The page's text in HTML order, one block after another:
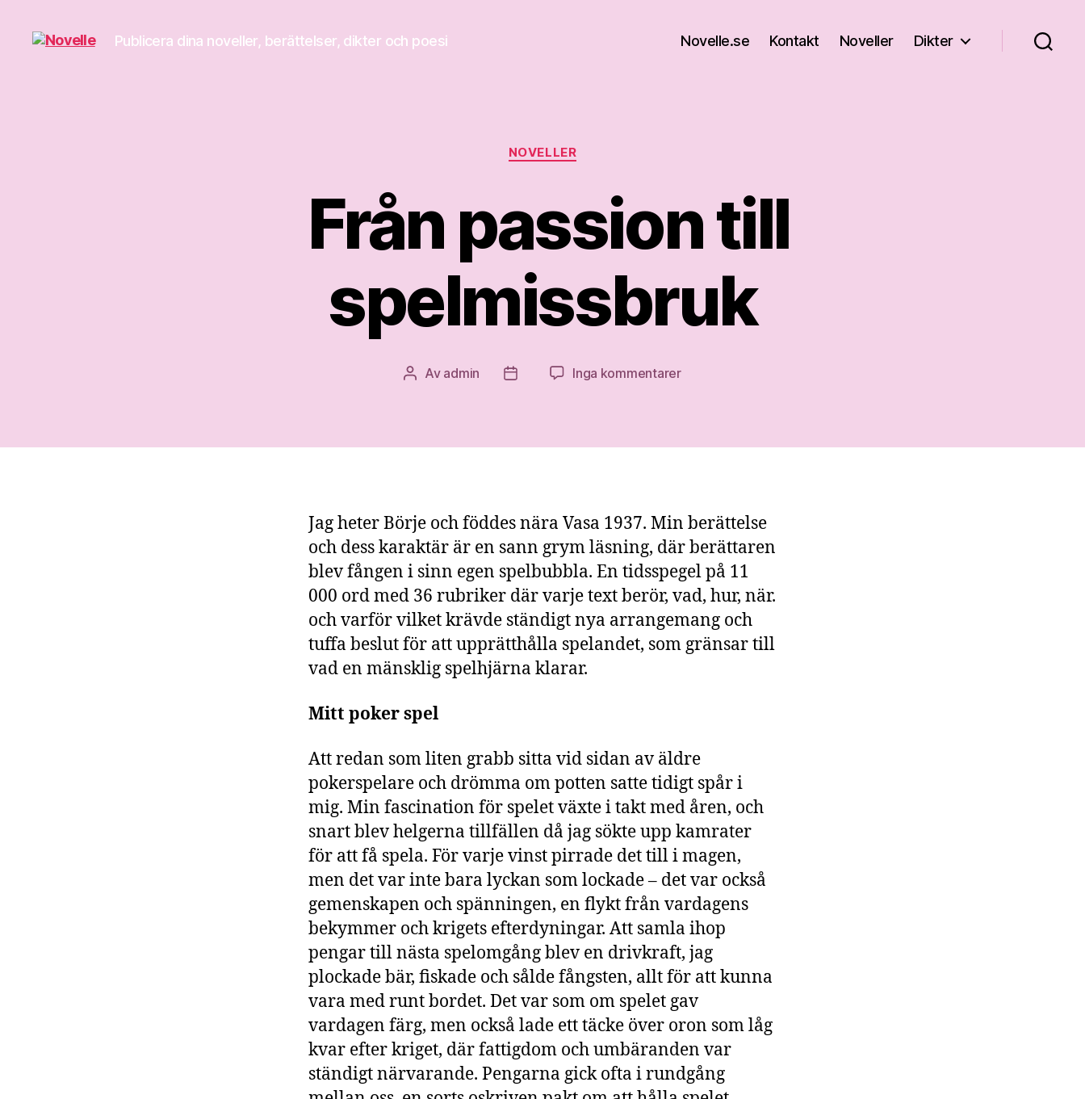
Publicera dina noveller, berättelser, dikter och poesi Novelle.se Kontakt Noveller Dikter
Kategorier
NOVELLER
Från passion till
spelmissbruk
Inläggsförfattare
Av admin InläggsdatumInga kommentarertill
spelmissbruk
Jag heter Börje och föddes nära Vasa 1937. Min berättelse
och dess karaktär är en sann grym läsning, där berättaren
blev fången i sinn egen spelbubbla. En tidsspegel på 11
000 ord med 36 rubriker där varje text berör, vad, hur, när.
och varför vilket krävde ständigt nya arrangemang och
tuffa beslut för att upprätthålla spelandet, som gränsar till
vad en mänsklig spelhjärna klarar.
Mitt poker spel
Att redan som liten grabb sitta vid sidan av äldre
pokerspelare och drömma om potten satte tidigt spår i
mig. Min fascination för spelet växte i takt med åren, och
snart blev helgerna tillfällen då jag sökte upp kamrater
för att få spela. För varje vinst pirrade det till i magen,
men det var inte bara lyckan som lockade – det var också
gemenskapen och spänningen, en flykt från vardagens
bekymmer och krigets efterdyningar. Att samla ihop
pengar till nästa spelomgång blev en drivkraft, jag
plockade bär, fiskade och sålde fångsten, allt för att kunna
vara med runt bordet. Det var som om spelet gav
vardagen färg, men också lade ett täcke över oron som låg
kvar efter kriget, där fattigdom och umbäranden var
ständigt närvarande. Pengarna gick ofta i rundgång